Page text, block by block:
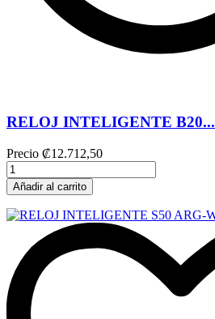
RELOJ INTELIGENTE B20...
Precio ₡12.712,50
Añadir al carrito